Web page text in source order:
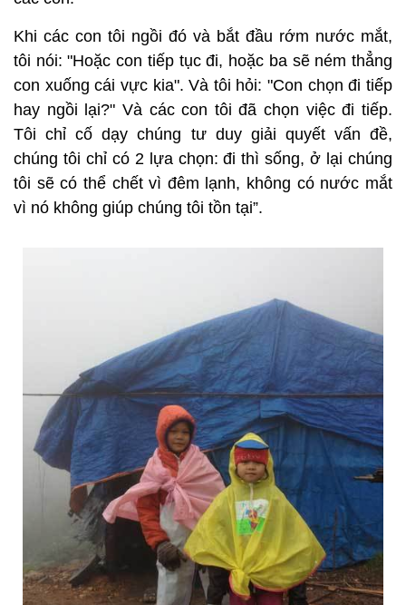
Khi các con tôi ngồi đó và bắt đầu rớm nước mắt,
tôi nói: "Hoặc con tiếp tục đi, hoặc ba sẽ ném thẳng
con xuống cái vực kia". Và tôi hỏi: "Con chọn đi tiếp
hay ngồi lại?" Và các con tôi đã chọn việc đi tiếp.
Tôi chỉ cố dạy chúng tư duy giải quyết vấn đề,
chúng tôi chỉ có 2 lựa chọn: đi thì sống, ở lại chúng
tôi sẽ có thể chết vì đêm lạnh, không có nước mắt
vì nó không giúp chúng tôi tồn tại”.